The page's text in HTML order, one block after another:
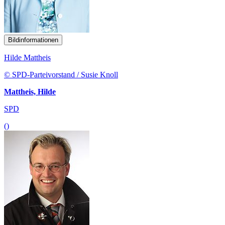
Bildinformationen
Hilde Mattheis
© SPD-Parteivorstand / Susie Knoll
Mattheis, Hilde
SPD
()